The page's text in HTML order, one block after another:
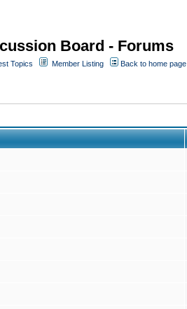
Board - Forums
Topics Member Listing Back to home page